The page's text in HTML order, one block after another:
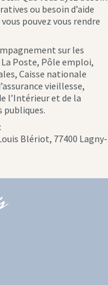
ou besoin d’aide
pouvez vous rendre
sur les
Poste, Pôle emploi,
Caisse nationale
vieillesse,
l’Intérieur et de la
publiques.
Blériot, 77400 Lagny-